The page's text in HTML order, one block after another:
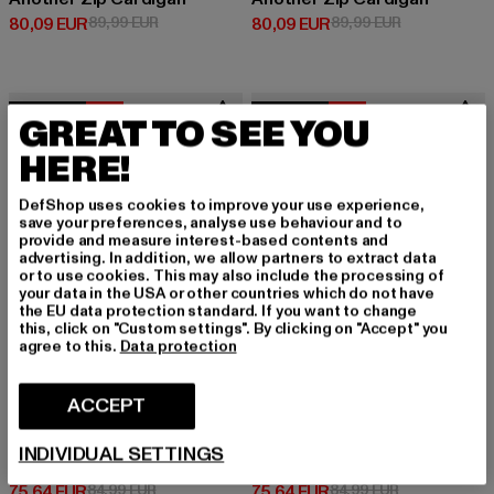
80,09 EUR
Prix courant: 80,09 EUR
89,99 EURPrix en promotion: 89,99 EUR
80,09 EUR
Prix courant: 80,09 EUR
89,99 EURPrix en
NOUVEAU -11%
ANOTHER COTTON LAB
Signature Knit Sweater
84,99 EURPrix en promotion: 84,99 EUR
NOUVEAU -11%
84,99 EURPrix en
GREAT TO SEE YOU
HERE!
DefShop uses cookies to improve your use experience,
save your preferences, analyse use behaviour and to
provide and measure interest-based contents and
advertising. In addition, we allow partners to extract data
or to use cookies. This may also include the processing of
your data in the USA or other countries which do not have
the EU data protection standard. If you want to change
this, click on "Custom settings". By clicking on "Accept" you
agree to this. Data protection
ACCEPT
INDIVIDUAL SETTINGS